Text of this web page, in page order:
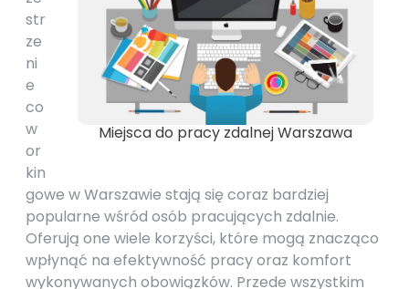
Miejsca do pracy zdalnej Warszawa
str
ze
ni
e
co
w
or
kin
gowe w Warszawie stają się coraz bardziej
popularne wśród osób pracujących zdalnie.
Oferują one wiele korzyści, które mogą znacząco
wpłynąć na efektywność pracy oraz komfort
wykonywanych obowiązków. Przede wszystkim